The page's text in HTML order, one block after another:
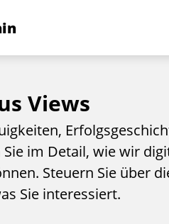
Views
im Detail, wie wir
Steuern Sie über
Sie interessiert.